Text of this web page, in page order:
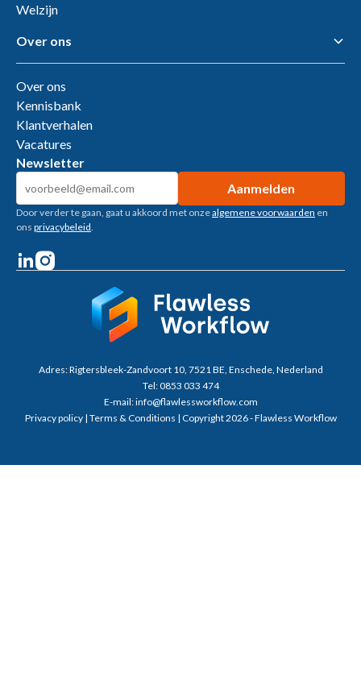
Welzijn
Over ons
Over ons
Kennisbank
Klantverhalen
Vacatures
Adres:Rigtersbleek-Zandvoort 10, 7521 BE, Enschede, Nederland
Tel:0853 033 474
E-mail:info@flawlessworkflow.com
Newsletter
Door verder te gaan, gaat u akkoord met onzealgemene voorwaarden en
ons privacybeleid
Privacy policy| Terms & Conditions | Copyright 2026 - Flawless Workflow